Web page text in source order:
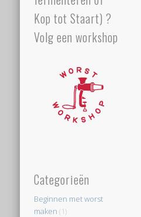
Kop tot Staart) ?
Volg een workshop
Categorieën
Beginnen met worst
maken (1)